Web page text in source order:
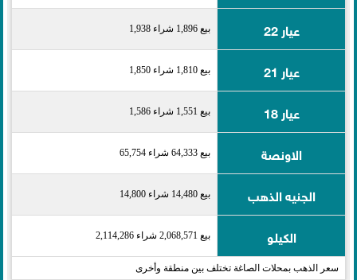
عيار 22 بيع 1,896 شراء 1,938
عيار 21 بيع 1,810 شراء 1,850
عيار 18 بيع 1,551 شراء 1,586
الاونصة بيع 64,333 شراء 65,754
الجنيه الذهب بيع 14,480 شراء 14,800
الكيلو بيع 2,068,571 شراء 2,114,286
سعر الذهب بمحلات الصاغة تختلف بين منطقة وأخرى